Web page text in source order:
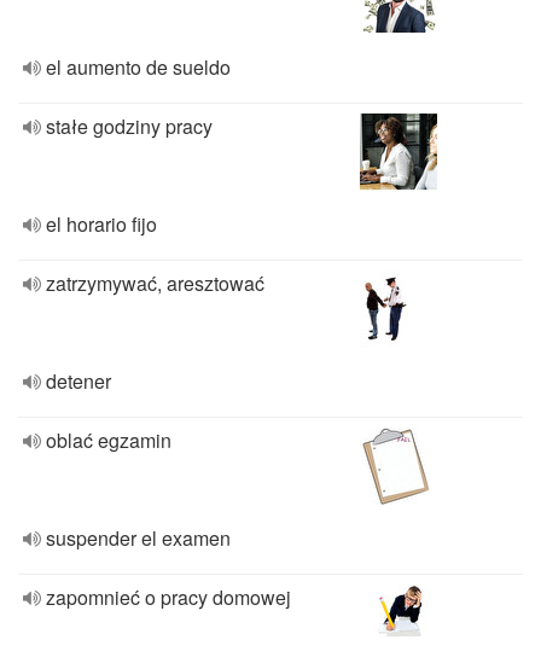
el aumento de sueldo
stałe godziny pracy
el horario fijo
zatrzymywać, aresztować
detener
oblać egzamin
suspender el examen
zapomnieć o pracy domowej